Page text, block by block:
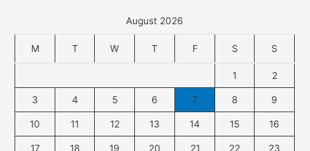
August 2026
M T W T F S S
1 2
3 4 5 6 7 8 9
10 11 12 13 14 15 16
17 18 19 20 21 22 23